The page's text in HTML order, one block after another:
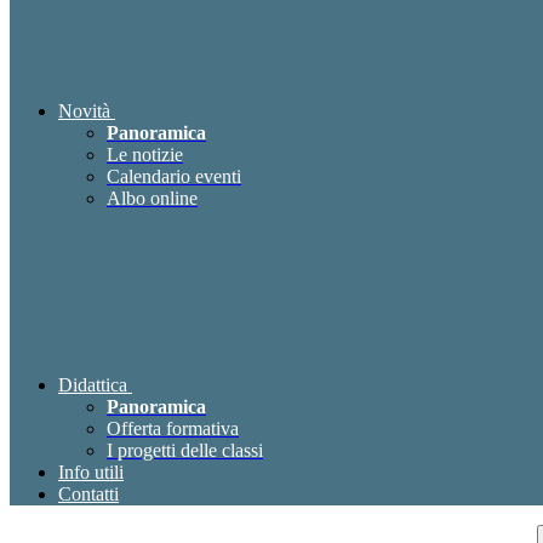
Novità
Panoramica
Le notizie
Calendario eventi
Albo online
Didattica
Panoramica
Offerta formativa
I progetti delle classi
Info utili
Contatti